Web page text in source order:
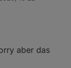
aber das